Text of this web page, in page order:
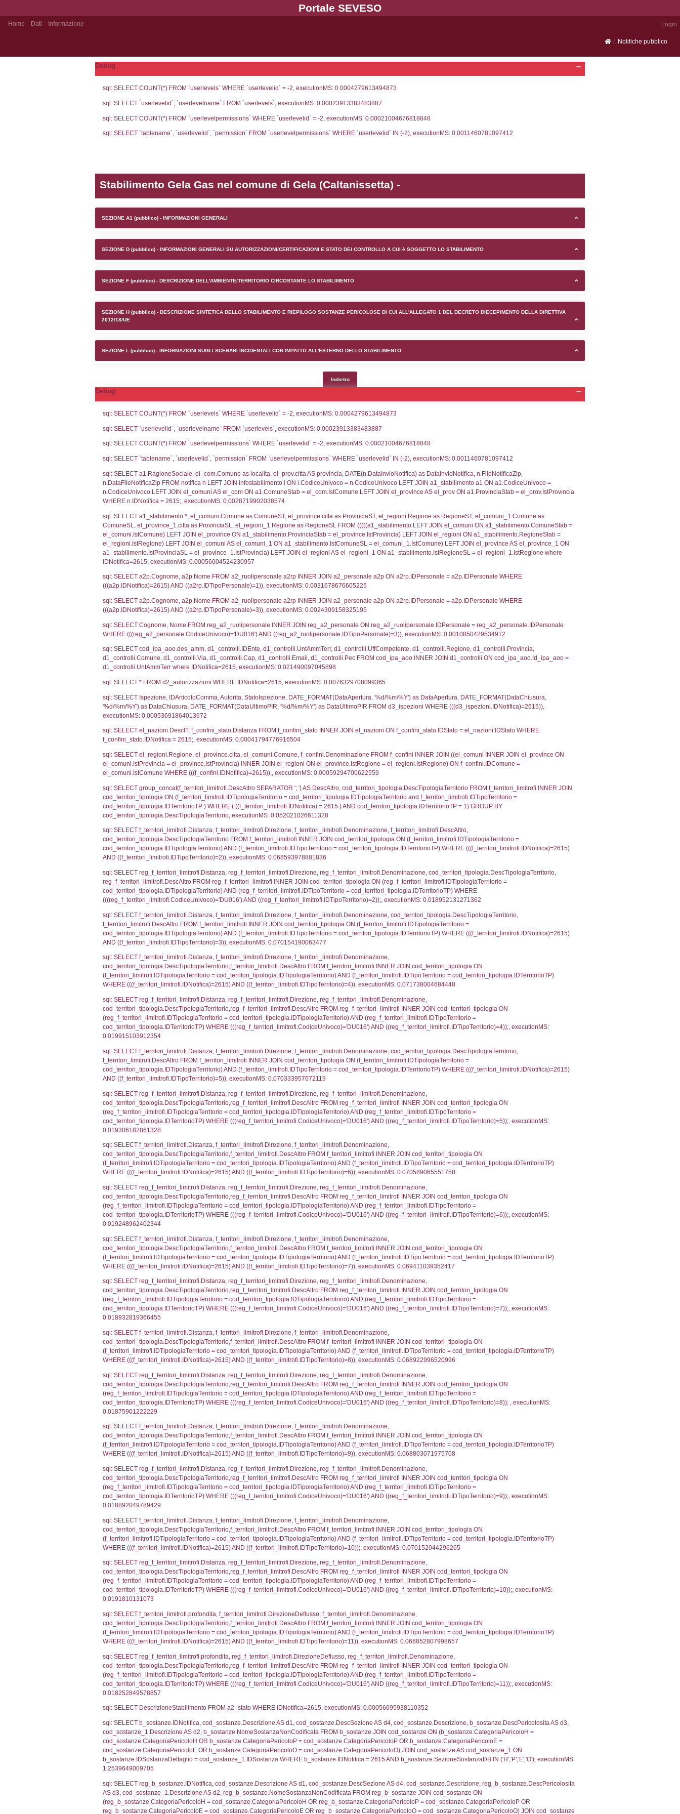
Portale SEVESO
Notifiche pubblico
Debug
sql: SELECT COUNT(*) FROM `userlevels` WHERE `userlevelid` = -2, executionMS: 0.0004279613494873
sql: SELECT COUNT(*) FROM `userlevelpermissions` WHERE `userlevelid` = -2, executionMS: 0.00021004676818848
Stabilimento Gela Gas nel comune di Gela (Caltanissetta) -
SEZIONE D (pubblico) - INFORMAZIONI GENERALI SU AUTORIZZAZIONI/CERTIFICAZIONI E STATO DEI CONTROLLO A CUI è SOGGETTO
SEZIONE F (pubblico) - DESCRIZIONE DELL'AMBIENTE/TERRITORIO CIRCOSTANTE LO STABILIMENTO
SEZIONE H (pubblico) - DESCRIZIONE SINTETICA DELLO STABILIMENTO E RIEPILOGO SOSTANZE PERICOLOSE DI CUI ALL'ALLEGATO
2012/18/UE
SEZIONE L (pubblico) - INFORMAZIONI SUGLI SCENARI INCIDENTALI CON IMPATTO ALL'ESTERNO DELLO STABILIMENTO
Debug
sql: SELECT COUNT(*) FROM `userlevels` WHERE `userlevelid` = -2, executionMS: 0.0004279613494873
sql: SELECT `userlevelid`, `userlevelname` FROM `userlevels`, executionMS: 0.00023913383483887
sql: SELECT COUNT(*) FROM `userlevelpermissions` WHERE `userlevelid` = -2, executionMS: 0.00021004676818848
sql: SELECT `tablename`, `userlevelid`, `permission` FROM `userlevelpermissions` WHERE `userlevelid` IN (-2),
sql: SELECT a1.RagioneSociale, el_com.Comune as localita, el_prov.citta AS provincia, DATE(n.DataInvioNotifica) as
n.DataFileNotificaZip FROM notifica n LEFT JOIN infostabilimento i ON i.CodiceUnivoco = n.CodiceUnivoco LEFT JOIN
n.CodiceUnivoco LEFT JOIN el_comuni AS el_com ON a1.ComuneStab = el_com.IstComune LEFT JOIN el_province AS
WHERE n.IDNotifica = 2615;, executionMS: 0.0028719902038574
sql: SELECT a1_stabilimento.*, el_comuni.Comune as ComuneST, el_province.citta as ProvinciaST, el_regioni.Regione
ComuneSL, el_province_1.citta as ProvinciaSL, el_regioni_1.Regione as RegioneSL FROM (((((a1_stabilimento LEFT
el_comuni.IstComune) LEFT JOIN el_province ON a1_stabilimento.ProvinciaStab = el_province.IstProvincia) LEFT JOIN
el_regioni.IstRegione) LEFT JOIN el_comuni AS el_comuni_1 ON a1_stabilimento.IstComuneSL =
a1_stabilimento.IstProvinciaSL = el_province_1.IstProvincia) LEFT JOIN el_regioni AS el_regioni_1 ON
IDNotifica=2615, executionMS: 0.00056004524230957
sql: SELECT a2p.Cognome, a2p.Nome FROM a2_ruolipersonale a2rp INNER JOIN a2_personale a2p ON
(((a2p.IDNotifica)=2615) AND ((a2rp.IDTipoPersonale)=1)), executionMS: 0.0031678676605225
sql: SELECT a2p.Cognome, a2p.Nome FROM a2_ruolipersonale a2rp INNER JOIN a2_personale a2p ON
(((a2p.IDNotifica)=2615) AND ((a2rp.IDTipoPersonale)=3)), executionMS: 0.0024309158325195
sql: SELECT Cognome, Nome FROM reg_a2_ruolipersonale INNER JOIN reg_a2_personale ON
WHERE (((reg_a2_personale.CodiceUnivoco)='DU016') AND ((reg_a2_ruolipersonale.IDTipoPersonale)=3)),
sql: SELECT cod_ipa_aoo.des_amm, d1_controlli.IDEnte, d1_controlli.UntAmmTerr, d1_controlli.UffCompetente,
d1_controlli.Comune, d1_controlli.Via, d1_controlli.Cap, d1_controlli.Email, d1_controlli.Pec FROM cod_ipa_aoo INNER
d1_controlli.UntAmmTerr where IDNotifica=2615, executionMS: 0.021490097045898
sql: SELECT * FROM d2_autorizzazioni WHERE IDNotifica=2615, executionMS: 0.0076329708099365
sql: SELECT Ispezione, IDArticoloComma, Autorita, StatoIspezione, DATE_FORMAT(DataApertura, '%d/%m/%Y') as
executionMS: 0.00053691864013672
sql: SELECT el_nazioni.DescIT, f_confini_stato.Distanza FROM f_confini_stato INNER JOIN el_nazioni ON
sql: SELECT el_regioni.Regione, el_province.citta, el_comuni.Comune, f_confini.Denominazione FROM f_confini INNER
el_comuni.IstProvincia = el_province.IstProvincia) INNER JOIN el_regioni ON el_province.IstRegione =
el_comuni.IstComune WHERE (((f_confini.IDNotifica)=2615));, executionMS: 0.00059294700622559
sql: SELECT group_concat(f_territori_limitrofi.DescAltro SEPARATOR '; ') AS DescAltro,
cod_territori_tipologia ON (f_territori_limitrofi.IDTipologiaTerritorio = cod_territori_tipologia.IDTipologiaTerritorio and
cod_territori_tipologia.IDTerritorioTP ) WHERE ( ((f_territori_limitrofi.IDNotifica) = 2615 ) AND
cod_territori_tipologia.DescTipologiaTerritorio, executionMS: 0.052021026611328
sql: SELECT f_territori_limitrofi.Distanza, f_territori_limitrofi.Direzione, f_territori_limitrofi.Denominazione,
cod_territori_tipologia.DescTipologiaTerritorio FROM f_territori_limitrofi INNER JOIN cod_territori_tipologia ON
cod_territori_tipologia.IDTipologiaTerritorio) AND (f_territori_limitrofi.IDTipoTerritorio =
AND ((f_territori_limitrofi.IDTipoTerritorio)=2)), executionMS: 0.068593978881836
sql: SELECT reg_f_territori_limitrofi.Distanza, reg_f_territori_limitrofi.Direzione, reg_f_territori_limitrofi.Denominazione,
reg_f_territori_limitrofi.DescAltro FROM reg_f_territori_limitrofi INNER JOIN cod_territori_tipologia ON
cod_territori_tipologia.IDTipologiaTerritorio) AND (reg_f_territori_limitrofi.IDTipoTerritorio =
(((reg_f_territori_limitrofi.CodiceUnivoco)='DU016') AND ((reg_f_territori_limitrofi.IDTipoTerritorio)=2));, executionMS:
sql: SELECT f_territori_limitrofi.Distanza, f_territori_limitrofi.Direzione, f_territori_limitrofi.Denominazione,
f_territori_limitrofi.DescAltro FROM f_territori_limitrofi INNER JOIN cod_territori_tipologia ON
cod_territori_tipologia.IDTipologiaTerritorio) AND (f_territori_limitrofi.IDTipoTerritorio =
AND ((f_territori_limitrofi.IDTipoTerritorio)=3)), executionMS: 0.070154190063477
sql: SELECT f_territori_limitrofi.Distanza, f_territori_limitrofi.Direzione, f_territori_limitrofi.Denominazione,
cod_territori_tipologia.DescTipologiaTerritorio,f_territori_limitrofi.DescAltro FROM f_territori_limitrofi INNER JOIN
(f_territori_limitrofi.IDTipologiaTerritorio = cod_territori_tipologia.IDTipologiaTerritorio) AND
sql: SELECT reg_f_territori_limitrofi.Distanza, reg_f_territori_limitrofi.Direzione, reg_f_territori_limitrofi.Denominazione,
cod_territori_tipologia.DescTipologiaTerritorio,reg_f_territori_limitrofi.DescAltro FROM reg_f_territori_limitrofi INNER JOIN
(reg_f_territori_limitrofi.IDTipologiaTerritorio = cod_territori_tipologia.IDTipologiaTerritorio) AND
cod_territori_tipologia.IDTerritorioTP) WHERE (((reg_f_territori_limitrofi.CodiceUnivoco)='DU016') AND
0.019915103912354
sql: SELECT f_territori_limitrofi.Distanza, f_territori_limitrofi.Direzione, f_territori_limitrofi.Denominazione,
f_territori_limitrofi.DescAltro FROM f_territori_limitrofi INNER JOIN cod_territori_tipologia ON
cod_territori_tipologia.IDTipologiaTerritorio) AND (f_territori_limitrofi.IDTipoTerritorio =
AND ((f_territori_limitrofi.IDTipoTerritorio)=5)), executionMS: 0.070333957672119
sql: SELECT reg_f_territori_limitrofi.Distanza, reg_f_territori_limitrofi.Direzione, reg_f_territori_limitrofi.Denominazione,
cod_territori_tipologia.DescTipologiaTerritorio,reg_f_territori_limitrofi.DescAltro FROM reg_f_territori_limitrofi INNER JOIN
(reg_f_territori_limitrofi.IDTipologiaTerritorio = cod_territori_tipologia.IDTipologiaTerritorio) AND
cod_territori_tipologia.IDTerritorioTP) WHERE (((reg_f_territori_limitrofi.CodiceUnivoco)='DU016') AND
0.019306182861328
sql: SELECT f_territori_limitrofi.Distanza, f_territori_limitrofi.Direzione, f_territori_limitrofi.Denominazione,
(f_territori_limitrofi.IDTipologiaTerritorio = cod_territori_tipologia.IDTipologiaTerritorio) AND
WHERE (((f_territori_limitrofi.IDNotifica)=2615) AND ((f_territori_limitrofi.IDTipoTerritorio)=6)), executionMS: